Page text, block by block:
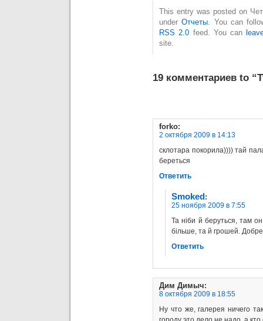
This entry was posted on
underОтчеты . You can
RSS 2.0 feed. You can
site.
19 комментариев to
forko:
2 октября 2009 в 14:13
склотара покорила)))) тай
береться
Ответить
Smoked:
25 ноября 2009 в 7:55
Та ніби й беруться, там
більше, та й грошей.
Ответить
Дим Димыч:
8 октября 2009 в 18:55
Ну что же, галерея ничего